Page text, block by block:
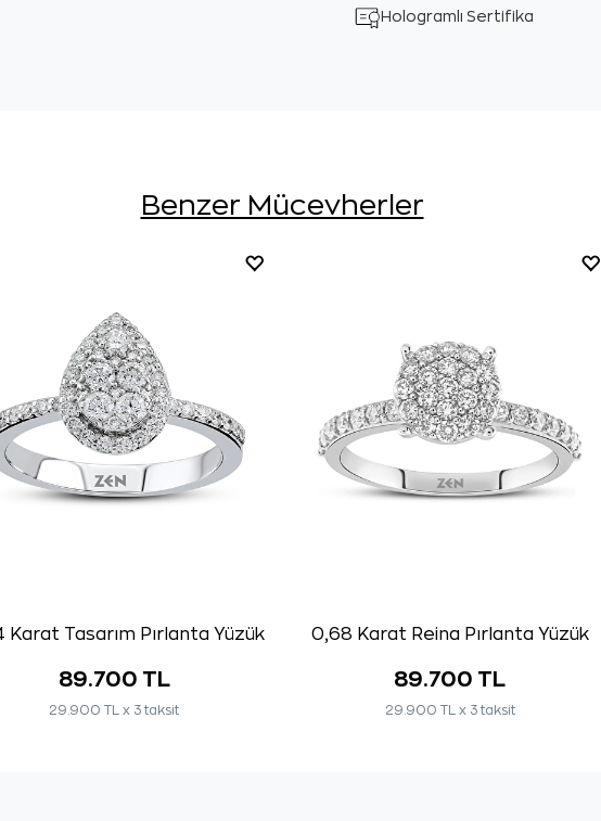
Hologramlı Sertifika
Benzer Mücevherler
Karat Tasarım Pırlanta Yüzük
89.700 TL
29.900 TL x 3 taksit
0,68 Karat Reina Pırlanta Yüzük
89.700 TL
29.900 TL x 3 taksit